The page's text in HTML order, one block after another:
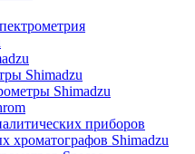
Shimadzu
Shimadzu
приборов
хроматографов Shimadzu